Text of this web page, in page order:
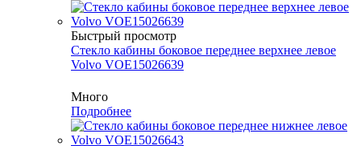
Быстрый просмотр
Cтекло кабины боковое переднее верхнее левое
Volvo VOE15026639
Много
Подробнее